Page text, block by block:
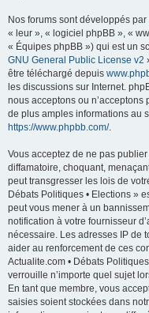
Nos forums sont développés
« leur », « logiciel phpBB », «
« Équipes phpBB ») qui est un
GNU General Public License v2
être téléchargé depuis
les discussions sur Internet.
nous acceptons ou
de plus amples informations au
https://www.phpbb.com/.
Vous acceptez de ne pas
diffamatoire, choquant,
peut transgresser les lois de
Débats Politiques • Elections »
peut vous mener à un
notification à votre fournisseur
nécessaire. Les adresses IP de
aider au renforcement de ces
Actualite.com • Débats
verrouille n’importe quel sujet
En tant que membre, vous
saisies soient stockées dans